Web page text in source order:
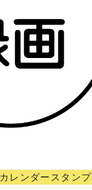
レンダースタンプ